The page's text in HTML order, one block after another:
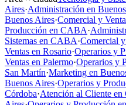
Aires·Administración en
Buenos Aires·Comercial y
Producción en CABA·
Sistemas en CABA·Comercial
Ventas en Rosario·Operarios y
Ventas en Palermo·Operarios y
San Martín·Marketing en
Buenos Aires·Operarios y
Córdoba·Atención al Cliente